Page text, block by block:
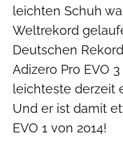
leichten Schuh
Weltrekord
Deutschen
Adizero Pro EVO
leichteste derzeit
Und er ist damit
EVO 1 von 2014!